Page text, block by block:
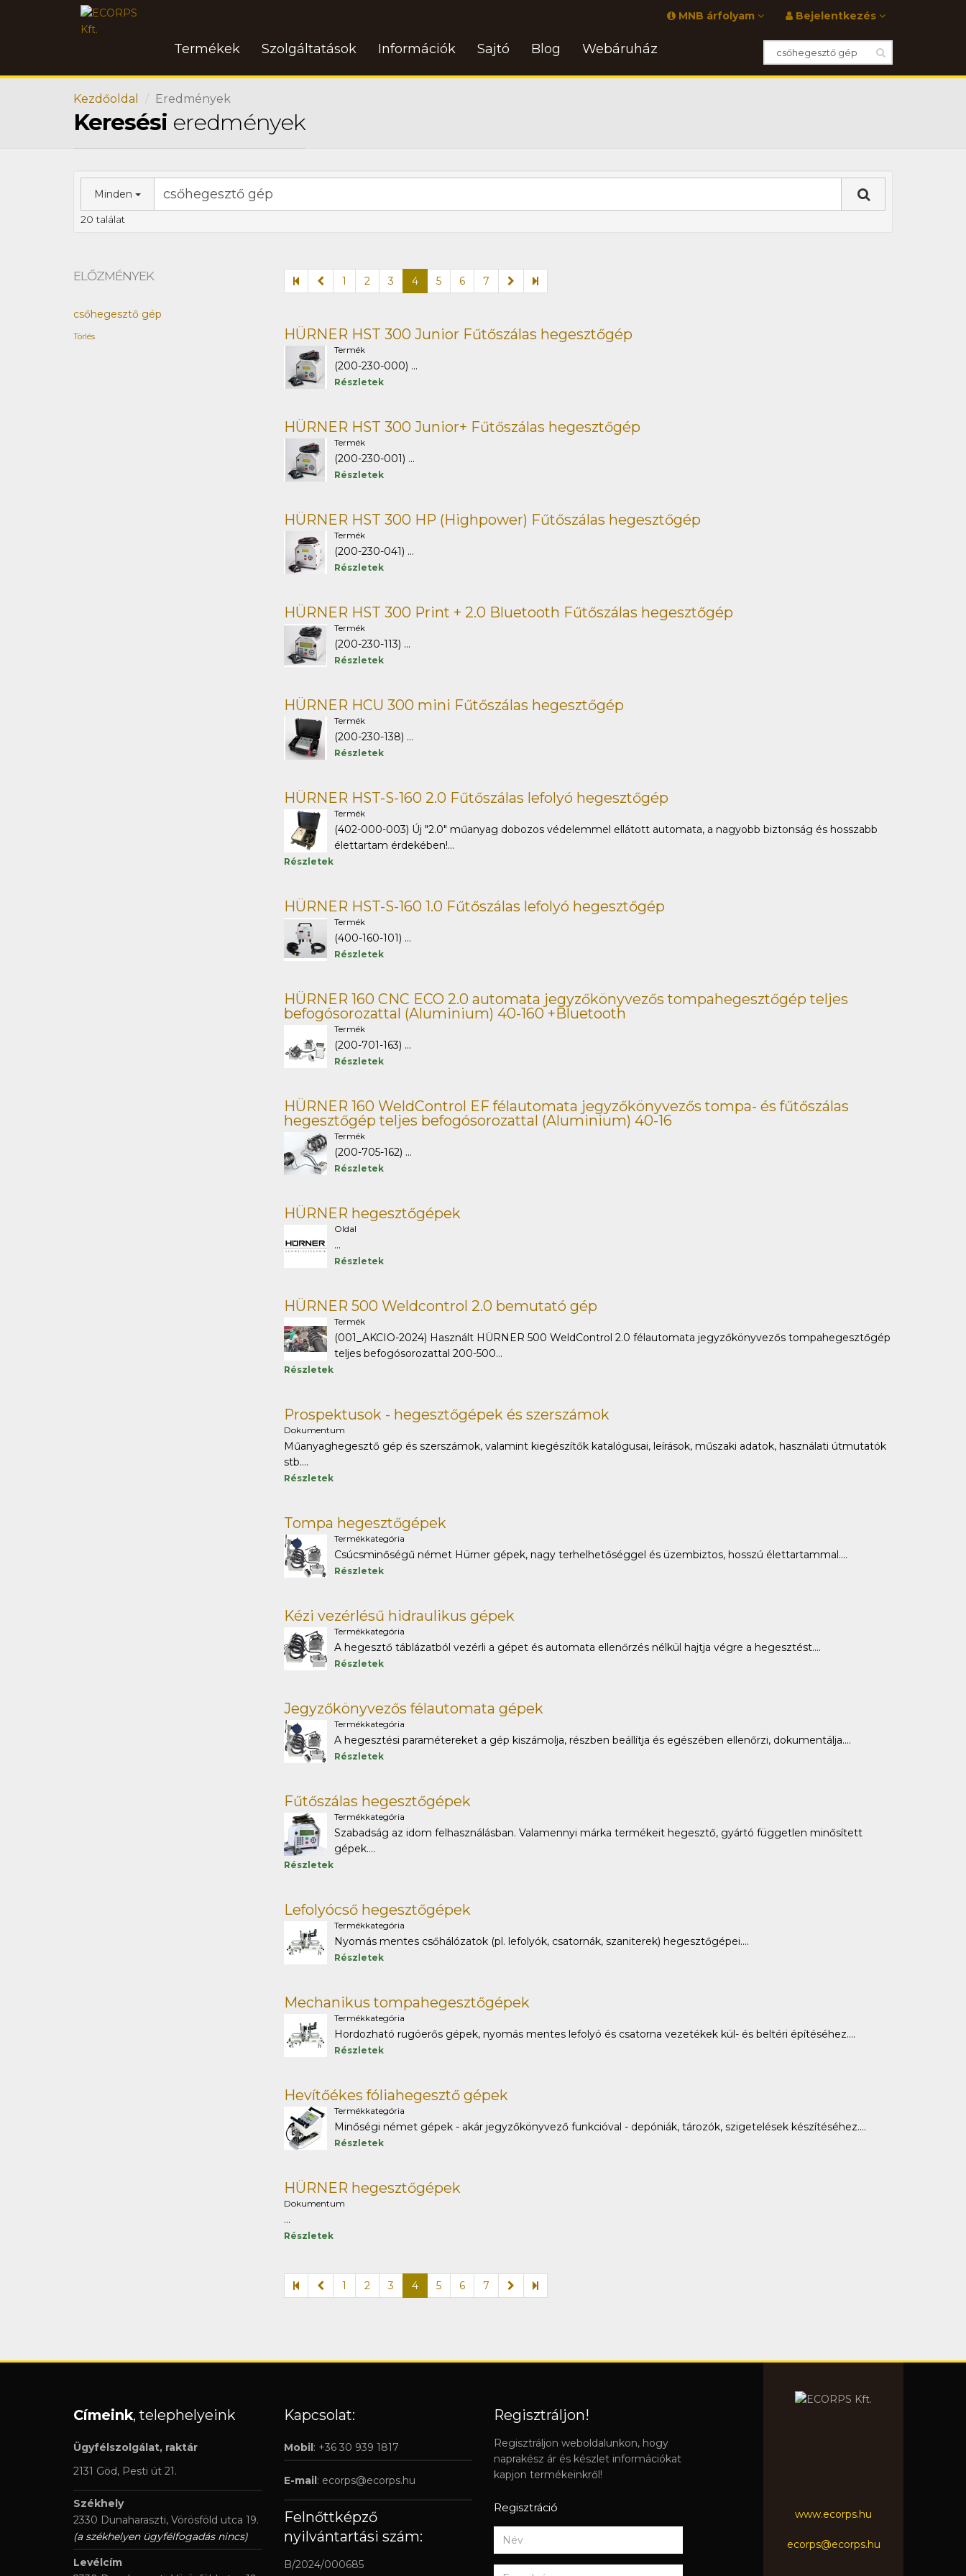
Bejelentkezés
MNB árfolyam
Termékek Szolgáltatások Információk Sajtó Blog Webáruház
Kezdőoldal Eredmények
Keresési eredmények
Minden
20 találat
ELŐZMÉNYEK
csőhegesztő gép
Törlés
1 2 3 4 5 6 7
HÜRNER HST 300 Junior Fűtőszálas hegesztőgép
Termék
(200-230-000) ...
Részletek
HÜRNER HST 300 Junior+ Fűtőszálas hegesztőgép
Termék
(200-230-001) ...
Részletek
HÜRNER HST 300 HP (Highpower) Fűtőszálas hegesztőgép
Termék
(200-230-041) ...
Részletek
HÜRNER HST 300 Print + 2.0 Bluetooth Fűtőszálas hegesztőgép
Termék
(200-230-113) ...
Részletek
HÜRNER HCU 300 mini Fűtőszálas hegesztőgép
Termék
(200-230-138) ...
Részletek
HÜRNER HST-S-160 2.0 Fűtőszálas lefolyó hegesztőgép
Termék
(402-000-003) Új "2.0" műanyag dobozos védelemmel ellátott automata, a nagyobb biztonság és hosszabb
élettartam érdekében!...
Részletek
HÜRNER HST-S-160 1.0 Fűtőszálas lefolyó hegesztőgép
Termék
(400-160-101) ...
Részletek
HÜRNER 160 CNC ECO 2.0 automata jegyzőkönyvezős tompahegesztőgép teljes
befogósorozattal (Aluminium) 40-160 +Bluetooth
Termék
(200-701-163) ...
Részletek
HÜRNER 160 WeldControl EF félautomata jegyzőkönyvezős tompa- és fűtőszálas
hegesztőgép teljes befogósorozattal (Aluminium) 40-16
Termék
(200-705-162) ...
Részletek
HÜRNER hegesztőgépek
Oldal
...
Részletek
HÜRNER 500 Weldcontrol 2.0 bemutató gép
Termék
(001_AKCIO-2024) Használt HÜRNER 500 WeldControl 2.0 félautomata jegyzőkönyvezős tompahegesztőgép
teljes befogósorozattal 200-500...
Részletek
Prospektusok - hegesztőgépek és szerszámok
Dokumentum
Műanyaghegesztő gép és szerszámok, valamint kiegészítők katalógusai, leírások, műszaki adatok, használati útmutatók
stb....
Részletek
Tompa hegesztőgépek
Termékkategória
Csúcsminőségű német Hürner gépek, nagy terhelhetőséggel és üzembiztos, hosszú élettartammal....
Részletek
Kézi vezérlésű hidraulikus gépek
Termékkategória
A hegesztő táblázatból vezérli a gépet és automata ellenőrzés nélkül hajtja végre a hegesztést....
Részletek
Jegyzőkönyvezős félautomata gépek
Termékkategória
A hegesztési paramétereket a gép kiszámolja, részben beállítja és egészében ellenőrzi, dokumentálja....
Részletek
Fűtőszálas hegesztőgépek
Termékkategória
Szabadság az idom felhasználásban. Valamennyi márka termékeit hegesztő, gyártó független minősített
gépek....
Részletek
Lefolyócső hegesztőgépek
Termékkategória
Nyomás mentes csőhálózatok (pl. lefolyók, csatornák, szaniterek) hegesztőgépei....
Részletek
Mechanikus tompahegesztőgépek
Termékkategória
Hordozható rugóerős gépek, nyomás mentes lefolyó és csatorna vezetékek kül- és beltéri építéséhez....
Részletek
Hevítőékes fóliahegesztő gépek
Termékkategória
Minőségi német gépek - akár jegyzőkönyvező funkcióval - depóniák, tározók, szigetelések készítéséhez....
Részletek
HÜRNER hegesztőgépek
Dokumentum
...
Részletek
1 2 3 4 5 6 7
Címeink, telephelyeink
Ügyfélszolgálat, raktár
2131 Göd, Pesti út 21.
Székhely
2330 Dunaharaszti, Vörösföld utca 19.
(a székhelyen ügyfélfogadás nincs)
Levélcím
Kapcsolat:
Mobil: +36 30 939 1817
E-mail: ecorps@ecorps.hu
Felnőttképző
nyilvántartási szám:
B/2024/000685
Regisztráljon!
Regisztráljon weboldalunkon, hogy
naprakész ár és készlet információkat
kapjon termékeinkről!
Regisztráció www.ecorps.hu
ecorps@ecorps.hu